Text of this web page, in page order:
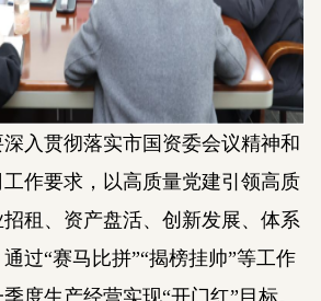
入贯彻落实市国资委会议精神和
作要求，以高质量党建引领高质
租、资产盘活、创新发展、体系
过“赛马比拼”“揭榜挂帅”等工作